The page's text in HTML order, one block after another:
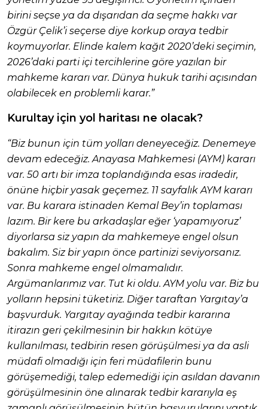
birini seçse ya da dışarıdan da seçme hakkı var
Özgür Çelik’i seçerse diye korkup oraya tedbir
koymuyorlar. Elinde kalem kağıt 2020’deki seçimin,
2026’daki parti içi tercihlerine göre yazılan bir
mahkeme kararı var. Dünya hukuk tarihi açısından
olabilecek en problemli karar.”
Kurultay için yol haritası ne olacak?
“Biz bunun için tüm yolları deneyeceğiz. Denemeye
devam edeceğiz. Anayasa Mahkemesi (AYM) kararı
var. 50 artı bir imza toplandığında esas iradedir,
önüne hiçbir yasak geçemez. 11 sayfalık AYM kararı
var. Bu karara istinaden Kemal Bey’in toplaması
lazım. Bir kere bu arkadaşlar eğer ‘yapamıyoruz’
diyorlarsa siz yapın da mahkemeye engel olsun
bakalım. Siz bir yapın önce partinizi seviyorsanız.
Sonra mahkeme engel olmamalıdır.
Argümanlarımız var. Tut ki oldu. AYM yolu var. Biz bu
yolların hepsini tüketiriz. Diğer taraftan Yargıtay’a
başvurduk. Yargıtay ayağında tedbir kararına
itirazın geri çekilmesinin bir hakkın kötüye
kullanılması, tedbirin resen görüşülmesi ya da asli
müdafi olmadığı için feri müdafilerin bunu
görüşemediği, talep edemediği için asıldan davanın
görüşülmesinin öne alınarak tedbir kararıyla eş